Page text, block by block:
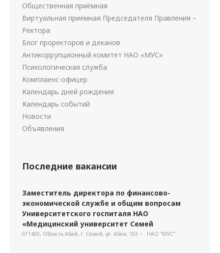
Общественная приёмная
Виртуальная приемная Председателя Правления –
Ректора
Блог проректоров и деканов
Антикоррупционный комитет НАО «МУС»
Психологическая служба
Комплаенс-офицер
Календарь дней рождения
Календарь событий
Новости
Объявления
Последние вакансии
Заместитель директора по финансово-
экономической службе и общим вопросам
Университетского госпиталя НАО
«Медицинский университет Семей
071400, Область Абай, г. Семей, ул. Абая, 103 НАО "МУС"